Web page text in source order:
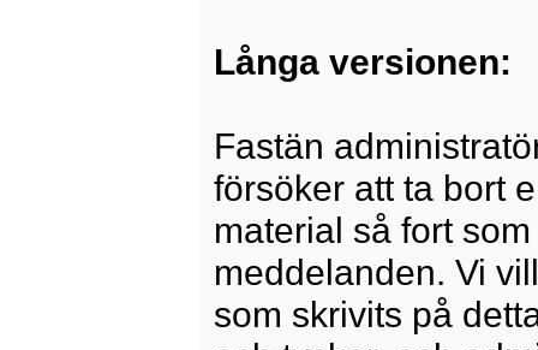
Långa versionen:
Fastän
försöker att ta bort
material så fort
meddelanden. Vi
som skrivits på